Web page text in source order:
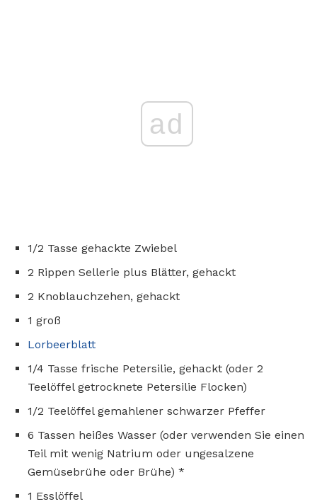
ad
1/2 Tasse gehackte Zwiebel
2 Rippen Sellerie plus Blätter, gehackt
2 Knoblauchzehen, gehackt
1 groß
Lorbeerblatt
1/4 Tasse frische Petersilie, gehackt (oder 2
Teelöffel getrocknete Petersilie Flocken)
1/2 Teelöffel gemahlener schwarzer Pfeffer
6 Tassen heißes Wasser (oder verwenden Sie einen
Teil mit wenig Natrium oder ungesalzene
Gemüsebrühe oder Brühe) *
1 Esslöffel